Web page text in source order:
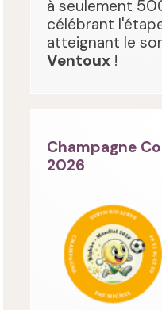
à seulement
célébrant
atteignant le
Ventoux !
Champagne
2026